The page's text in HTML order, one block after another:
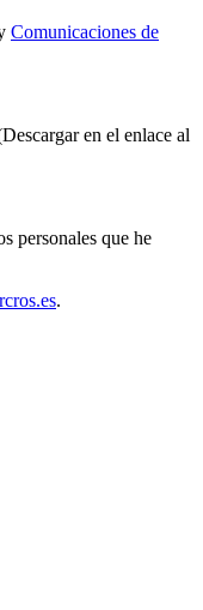
Comunicaciones de
en el enlace al
personales que he
.